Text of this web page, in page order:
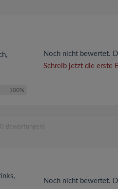
100%
Noch nicht bewertet.
Schreib jetzt die erste
(0 Bewertungen)
Noch nicht bewertet.